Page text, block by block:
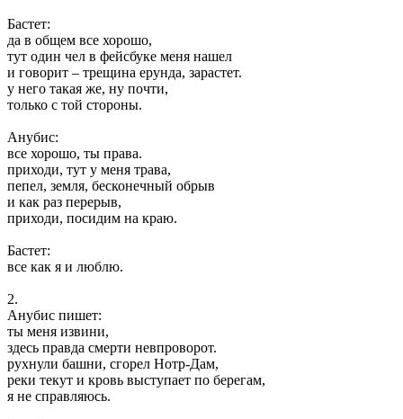
Бастет:
да в общем все хорошо,
тут один чел в фейсбуке меня нашел
и говорит – трещина ерунда, зарастет.
у него такая же, ну почти,
только с той стороны.
Анубис:
все хорошо, ты права.
приходи, тут у меня трава,
пепел, земля, бесконечный обрыв
и как раз перерыв,
приходи, посидим на краю.
Бастет:
все как я и люблю.
2.
Анубис пишет:
ты меня извини,
здесь правда смерти невпроворот.
рухнули башни, сгорел Нотр-Дам,
реки текут и кровь выступает по берегам,
я не справляюсь.